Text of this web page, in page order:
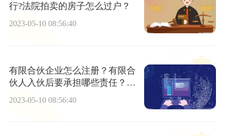
行?法院拍卖的房子怎么过户？
2023-05-10 08:56:40
有限合伙企业怎么注册？有限合
伙人入伙后要承担哪些责任？普
2023-05-10 08:56:40